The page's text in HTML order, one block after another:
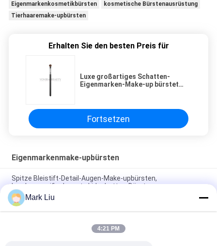
Eigenmarkenkosmetikbürsten
kosmetische Bürstenausrüstung
Tierhaaremake-upbürsten
Erhalten Sie den besten Preis für
Luxe großartiges Schatten-
Eigenmarken-Make-up bürstet
Fortsetzen
Eigenmarkenmake-upbürsten
Spitze Bleistift-Detail-Augen-Make-upbürsten,
kundenspezifische gute Lidschatten-Bürsten
Handgemachtes großes Duo-synthetische Faser-Make-up
bürstet Vielzweck für Grundlage/Kontur
Kleiner Höhepunkt-Fan-bürstet kundenspezifisches
Mark Liu
4:21 PM